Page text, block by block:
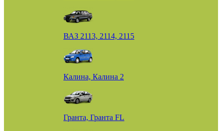
ВАЗ 2113, 2114, 2115
Калина, Калина 2
Гранта, Гранта FL